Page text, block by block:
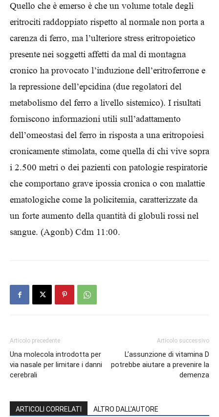
Quello che è emerso è che un volume totale degli
eritrociti raddoppiato rispetto al normale non porta a
carenza di ferro, ma l’ulteriore stress eritropoietico
presente nei soggetti affetti da mal di montagna
cronico ha provocato l’induzione dell’eritroferrone e
la repressione dell’epcidina (due regolatori del
metabolismo del ferro a livello sistemico). I risultati
forniscono informazioni utili sull’adattamento
dell’omeostasi del ferro in risposta a una eritropoiesi
cronicamente stimolata, come quella di chi vive sopra
i 2.500 metri o dei pazienti con patologie respiratorie
che comportano grave ipossia cronica o con malattie
ematologiche come la policitemia, caratterizzate da
un forte aumento della quantità di globuli rossi nel
sangue. (Agonb) Cdm 11:00.
Articolo precedente
Una molecola introdotta per
via nasale per limitare i danni
cerebrali
Articolo successivo
L’assunzione di vitamina D
potrebbe aiutare a prevenire la
demenza
ARTICOLI CORRELATI ALTRO DALL'AUTORE